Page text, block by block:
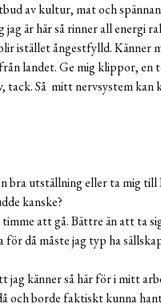
av kultur, mat och
jag är här så rinner all energi
istället ångestfylld. Känner
landet. Ge mig klippor, en
tack. Så mitt nervsystem kan
bra utställning eller ta mig
kanske?
att gå. Bättre än att ta
för då måste jag typ ha
jag känner så här för i mitt
och borde faktiskt kunna